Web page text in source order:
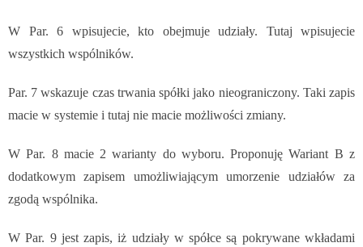
W Par. 6 wpisujecie, kto obejmuje udziały. Tutaj wpisujecie
wszystkich wspólników.
Par. 7 wskazuje czas trwania spółki jako nieograniczony. Taki zapis
macie w systemie i tutaj nie macie możliwości zmiany.
W Par. 8 macie 2 warianty do wyboru. Proponuję Wariant B z
dodatkowym zapisem umożliwiającym umorzenie udziałów za
zgodą wspólnika.
W Par. 9 jest zapis, iż udziały w spółce są pokrywane wkładami